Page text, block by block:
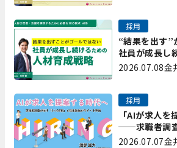
“結果を出す”
社員が成長し
成戦略｜プレ
採用
2026.07.08金
「AIが求人
──求職者調
割」と、採用
採用
2026.07.07金